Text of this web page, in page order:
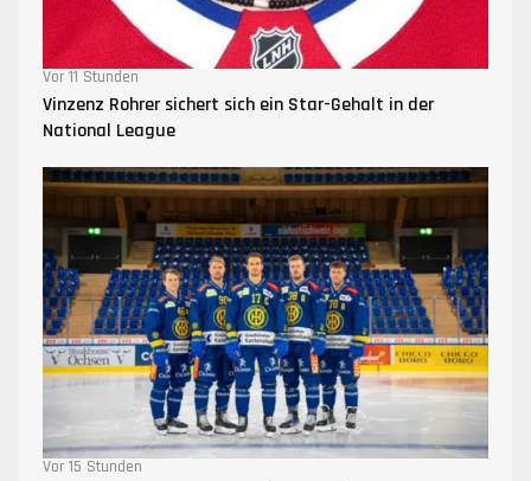
Vor 11 Stunden
Vinzenz Rohrer sichert sich ein Star-Gehalt in der
National League
Vor 15 Stunden